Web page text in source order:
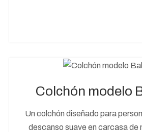
Colchón modelo
Un colchón diseñado para
descanso suave en carcasa de